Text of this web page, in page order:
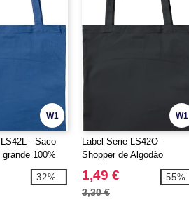
W1
- Saco
100%
-32%
W1
Label Serie LS42O -
Shopper de Algodão
Orgânico
1,49 €
3,30 €
-55%